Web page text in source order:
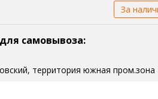
За
самовывоза:
территория южная пром.зона